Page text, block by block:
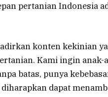
pertanian Indonesia
konten kekinian
Kami ingin anak-
batas, punya
dapat